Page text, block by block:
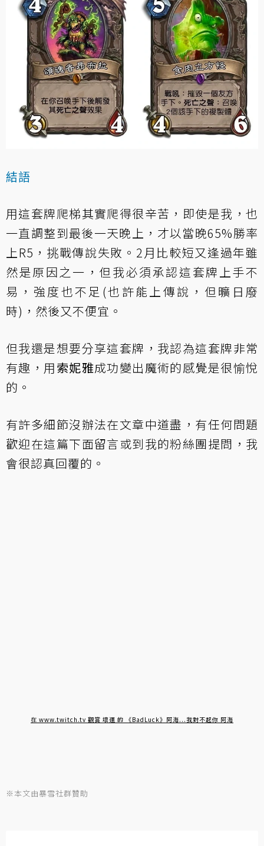
結語
用這套牌爬梯其實爬得很辛苦，即使是我，也
一直調整到最後一天晚上，才以當晚65%勝率
上R5，挑戰傳說失敗。2月比較短又逢過年雖
然是原因之一，但我必須承認這套牌上手不
易，強度也不足(也許能上傳說，但曠日廢
時)，然後又不便宜。
但我還是想要分享這套牌，我認為這套牌非常
有趣，用索妮雅成功變出魔術的感覺是很愉悅
的。
有許多細節沒辦法在文章中道盡，有任何問題
歡迎在這篇下面留言或到我的粉絲團提問，我
會很認真回覆的。
在 www.twitch.tv 觀賞 壞運 的 《BadLuck》阿海...我對不起你 阿海
※本文由暴雪社群贊助